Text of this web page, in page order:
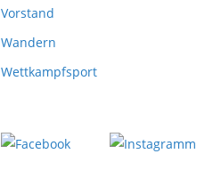
Vorstand
Wandern
Wettkampfsport